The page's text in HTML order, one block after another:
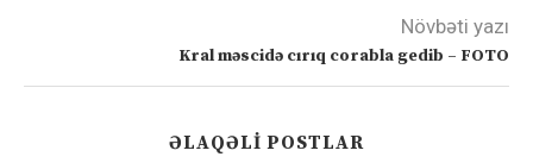
Növbəti yazı
Kral məscidə cırıq corabla gedib – FOTO
ƏLAQƏLI POSTLAR